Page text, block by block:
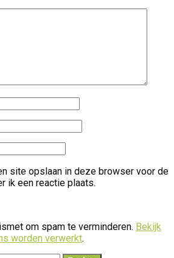
site opslaan in deze browser voor de
ik een reactie plaats.
om spam te verminderen. Bekijk
worden verwerkt.